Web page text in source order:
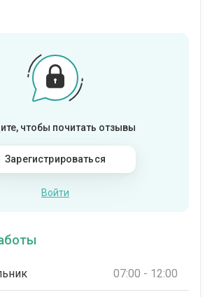
чтобы почитать отзывы
Зарегистрироваться
Войти
07:00 - 12:00